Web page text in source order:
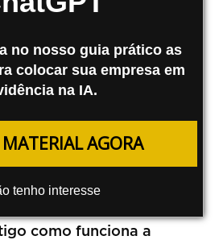
no nosso guia prático as
colocar sua empresa em
na IA.
AGORA
tenho interesse
esta
Afiliados
como funciona a